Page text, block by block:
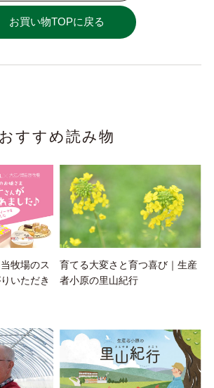
お買い物TOPに戻る
おすすめ読み物
牧場のス
いただき
育てる大変さと育つ喜び｜生産
者小原の里山紀行